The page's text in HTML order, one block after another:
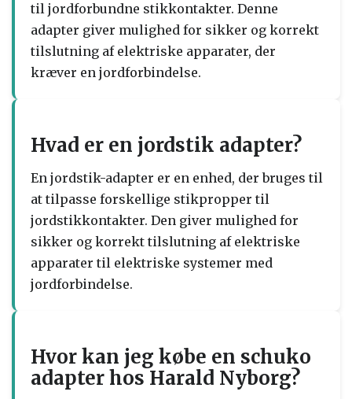
til jordforbundne stikkontakter. Denne
adapter giver mulighed for sikker og korrekt
tilslutning af elektriske apparater, der
kræver en jordforbindelse.
Hvad er en jordstik adapter?
En jordstik-adapter er en enhed, der bruges til
at tilpasse forskellige stikpropper til
jordstikkontakter. Den giver mulighed for
sikker og korrekt tilslutning af elektriske
apparater til elektriske systemer med
jordforbindelse.
Hvor kan jeg købe en schuko
adapter hos Harald Nyborg?